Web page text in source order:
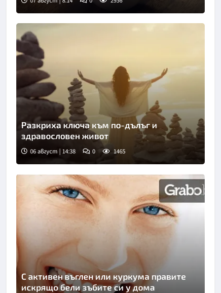
Снимка: Пиксабей
Разкриха ключа към по-дълъг и
здравословен живот
06 август | 14:38 0 1465
С активен въглен или куркума правите
искрящо бели зъбите си у дома